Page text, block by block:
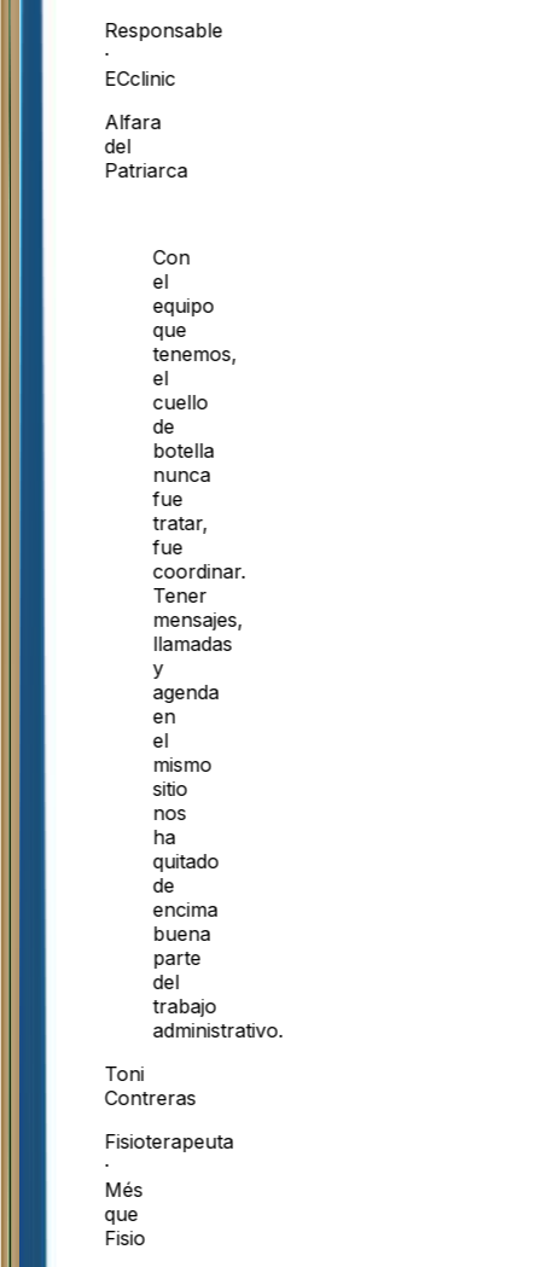
Responsable
·
ECclinic
Alfara
del
Patriarca
Con
el
equipo
que
tenemos,
el
cuello
de
botella
nunca
fue
tratar,
fue
coordinar.
Tener
mensajes,
llamadas
y
agenda
en
el
mismo
sitio
nos
ha
quitado
de
encima
buena
parte
del
trabajo
administrativo.
Toni
Contreras
Fisioterapeuta
·
Més
que
Fisio